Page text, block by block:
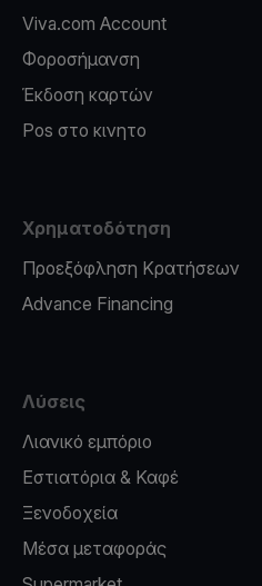
Viva.com Account
Φοροσήμανση
Έκδοση καρτών
Pos στο κινητο
Χρηματοδότηση
Προεξόφληση Κρατήσεων
Advance Financing
Λύσεις
Λιανικό εμπόριο
Εστιατόρια & Καφέ
Ξενοδοχεία
Μέσα μεταφοράς